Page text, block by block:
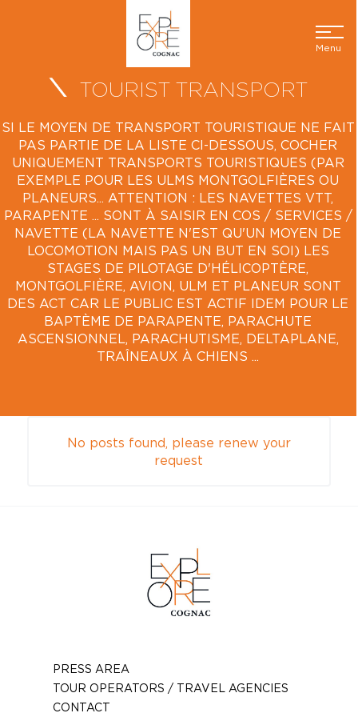
Menu
TOURIST TRANSPORT
SI LE MOYEN DE TRANSPORT TOURISTIQUE NE FAIT
PAS PARTIE DE LA LISTE CI-DESSOUS, COCHER
UNIQUEMENT TRANSPORTS TOURISTIQUES (PAR
EXEMPLE POUR LES ULMS MONTGOLFIÈRES OU
PLANEURS... ATTENTION : LES NAVETTES VTT,
PARAPENTE ... SONT À SAISIR EN COS / SERVICES /
NAVETTE (LA NAVETTE N'EST QU'UN MOYEN DE
LOCOMOTION MAIS PAS UN BUT EN SOI) LES
STAGES DE PILOTAGE D'HÉLICOPTÈRE,
MONTGOLFIÈRE, AVION, ULM ET PLANEUR SONT
DES ACT CAR LE PUBLIC EST ACTIF IDEM POUR LE
BAPTÈME DE PARAPENTE, PARACHUTE
ASCENSIONNEL, PARACHUTISME, DELTAPLANE,
TRAÎNEAUX À CHIENS ...
No posts found, please renew your
request
PRESS AREA
TOUR OPERATORS / TRAVEL AGENCIES
CONTACT